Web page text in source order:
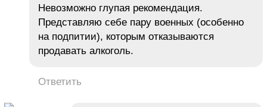
Невозможно глупая рекомендация.
Представляю себе пару военных (особенно
на подпитии), которым отказываются
продавать алкоголь.
Ответить